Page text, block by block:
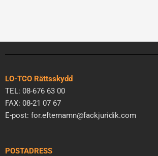
LO-TCO Rättsskydd
TEL: 08-676 63 00
FAX: 08-21 07 67
E-post: for.efternamn@fackjuridik.com
POSTADRESS